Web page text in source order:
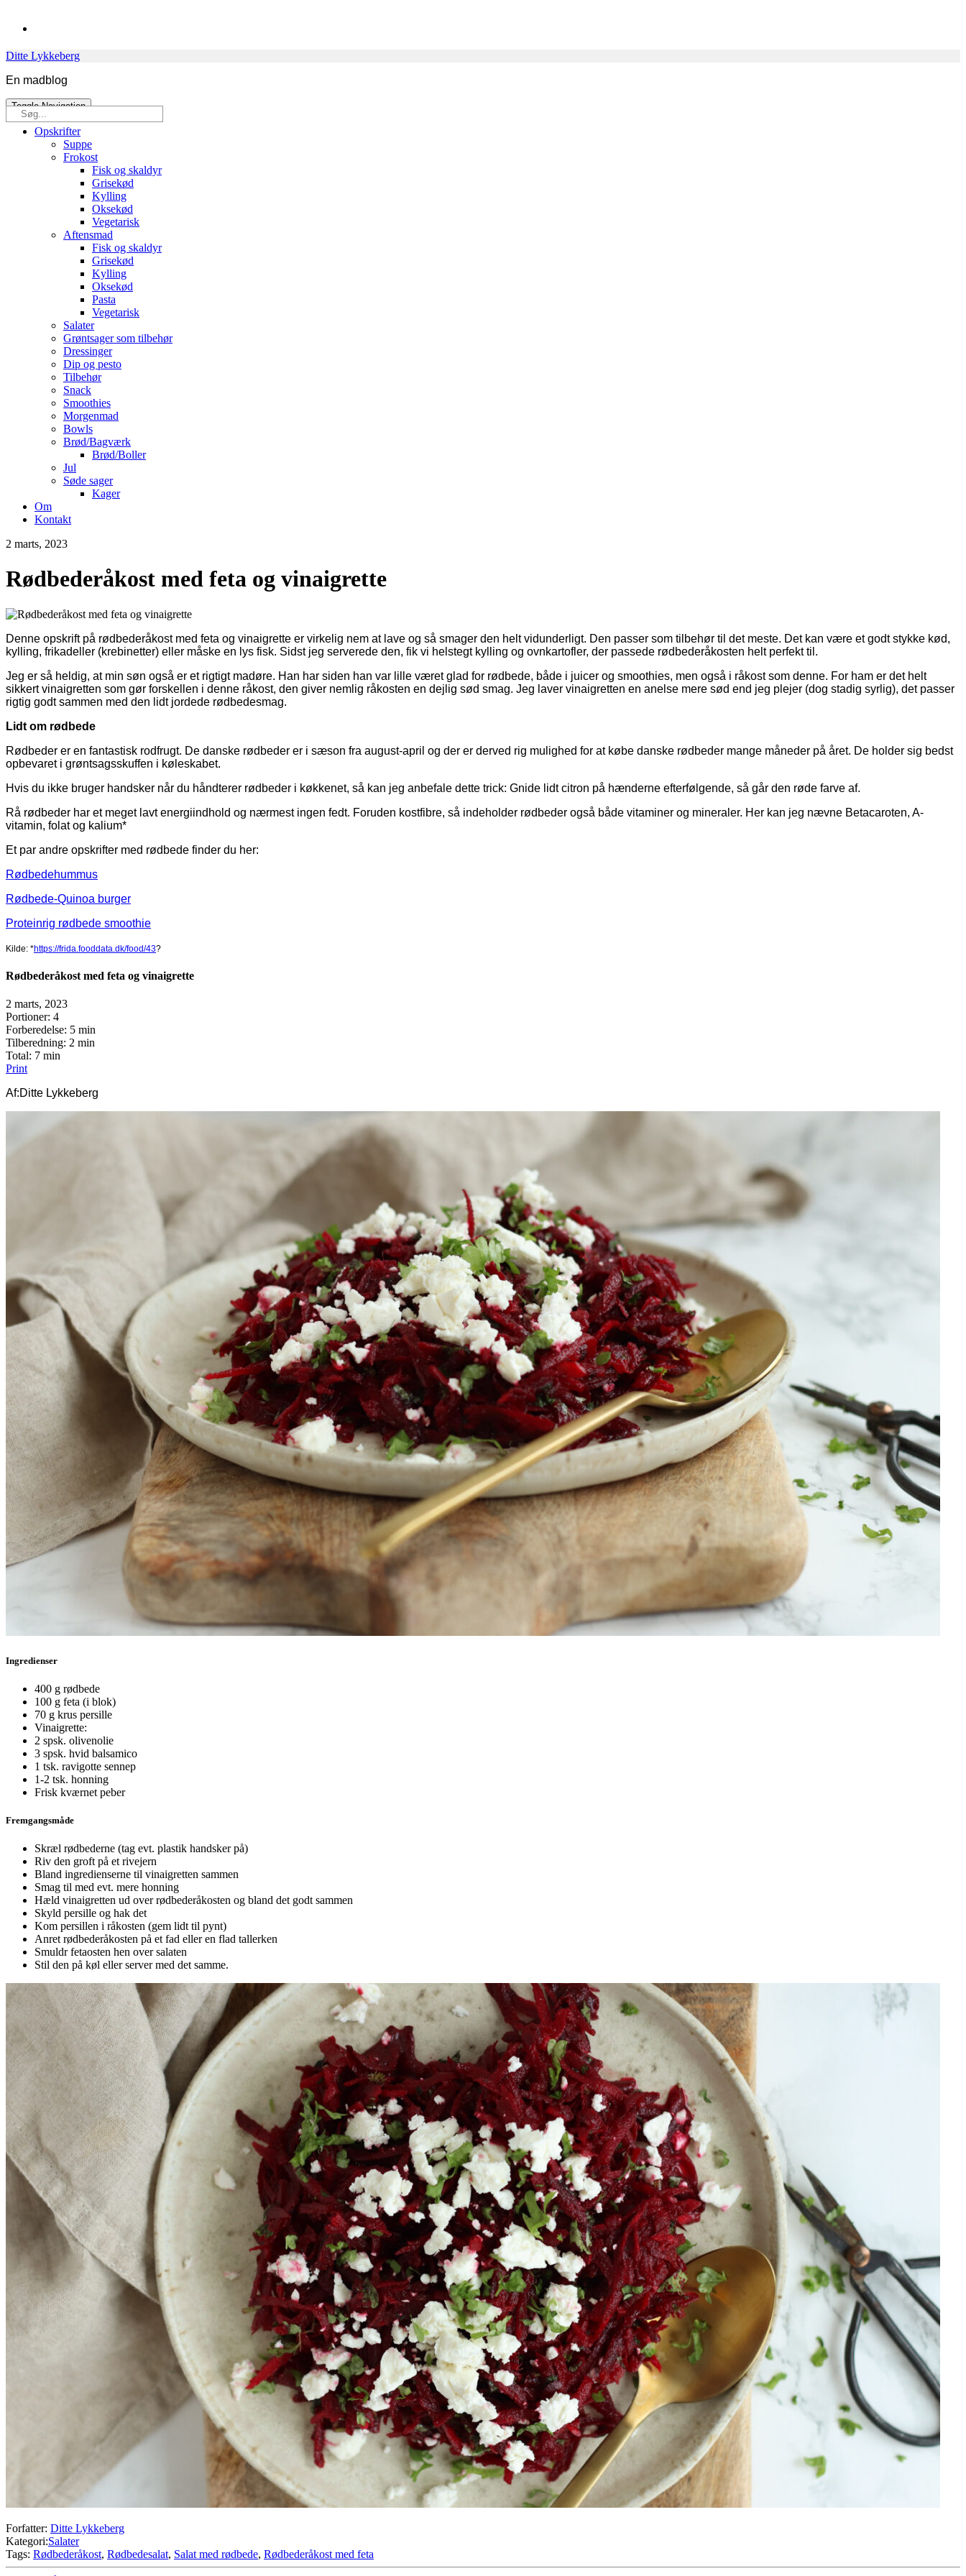
Ditte Lykkeberg
En madblog
Søg
efter:
Toggle Navigation
Opskrifter
Suppe
Frokost
Fisk og skaldyr
Grisekød
Kylling
Oksekød
Vegetarisk
Aftensmad
Fisk og skaldyr
Grisekød
Kylling
Oksekød
Pasta
Vegetarisk
Salater
Grøntsager som tilbehør
Dressinger
Dip og pesto
Tilbehør
Snack
Smoothies
Morgenmad
Bowls
Brød/Bagværk
Brød/Boller
Jul
Søde sager
Kager
Om
Kontakt
2 marts, 2023
Rødbederåkost med feta og vinaigrette
Denne opskrift på rødbederåkost med feta og vinaigrette er virkelig nem at lave og så smager den helt vidunderligt. Den passer som tilbehør til det meste. Det kan være et godt stykke kød,
kylling, frikadeller (krebinetter) eller måske en lys fisk. Sidst jeg serverede den, fik vi helstegt kylling og ovnkartofler, der passede rødbederåkosten helt perfekt til.
Jeg er så heldig, at min søn også er et rigtigt madøre. Han har siden han var lille været glad for rødbede, både i juicer og smoothies, men også i råkost som denne. For ham er det helt
sikkert vinaigretten som gør forskellen i denne råkost, den giver nemlig råkosten en dejlig sød smag. Jeg laver vinaigretten en anelse mere sød end jeg plejer (dog stadig syrlig), det passer
rigtig godt sammen med den lidt jordede rødbedesmag.
Lidt om rødbede
Rødbeder er en fantastisk rodfrugt. De danske rødbeder er i sæson fra august-april og der er derved rig mulighed for at købe danske rødbeder mange måneder på året. De holder sig bedst
opbevaret i grøntsagsskuffen i køleskabet.
Hvis du ikke bruger handsker når du håndterer rødbeder i køkkenet, så kan jeg anbefale dette trick: Gnide lidt citron på hænderne efterfølgende, så går den røde farve af.
Rå rødbeder har et meget lavt energiindhold og nærmest ingen fedt. Foruden kostfibre, så indeholder rødbeder også både vitaminer og mineraler. Her kan jeg nævne Betacaroten, A-
vitamin, folat og kalium*
Et par andre opskrifter med rødbede finder du her:
Rødbedehummus
Rødbede-Quinoa burger
Proteinrig rødbede smoothie
Kilde: *https://frida.fooddata.dk/food/43?
Rødbederåkost med feta og vinaigrette
2 marts, 2023
Portioner: 4
Forberedelse: 5 min
Tilberedning: 2 min
Total: 7 min
Print
Af:Ditte Lykkeberg
Ingredienser
400 g rødbede
100 g feta (i blok)
70 g krus persille
Vinaigrette:
2 spsk. olivenolie
3 spsk. hvid balsamico
1 tsk. ravigotte sennep
1-2 tsk. honning
Frisk kværnet peber
Fremgangsmåde
Skræl rødbederne (tag evt. plastik handsker på)
Riv den groft på et rivejern
Bland ingredienserne til vinaigretten sammen
Smag til med evt. mere honning
Hæld vinaigretten ud over rødbederåkosten og bland det godt sammen
Skyld persille og hak det
Kom persillen i råkosten (gem lidt til pynt)
Anret rødbederåkosten på et fad eller en flad tallerken
Smuldr fetaosten hen over salaten
Stil den på køl eller server med det samme.
Forfatter: Ditte Lykkeberg
Kategori:Salater
Tags: Rødbederåkost, Rødbedesalat, Salat med rødbede, Rødbederåkost med feta